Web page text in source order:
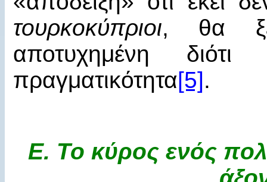
τουρκοκύπριοι, θα
αποτυχημένη
πραγματικότητα[5].
Ε. Το κύρος ενός